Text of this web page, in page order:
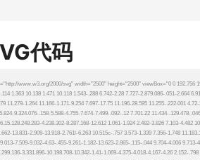
代码